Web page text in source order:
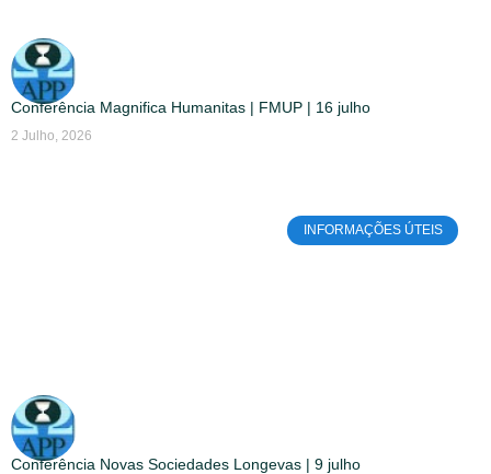
Conferência Magnifica Humanitas | FMUP | 16 julho
2 Julho, 2026
INFORMAÇÕES ÚTEIS
Conferência Novas Sociedades Longevas | 9 julho